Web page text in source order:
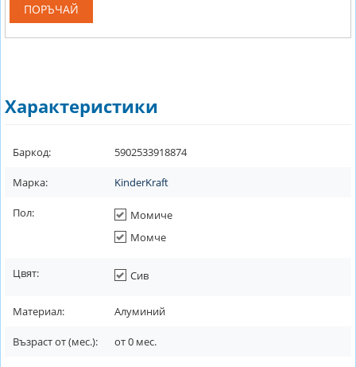
ПОРЪЧАЙ
Характеристики
Баркод: 5902533918874
Марка: KinderKraft
Пол:
Момиче
Момче
Цвят: Сив
Материал: Алуминий
Възраст от (мес.): от0 мес.